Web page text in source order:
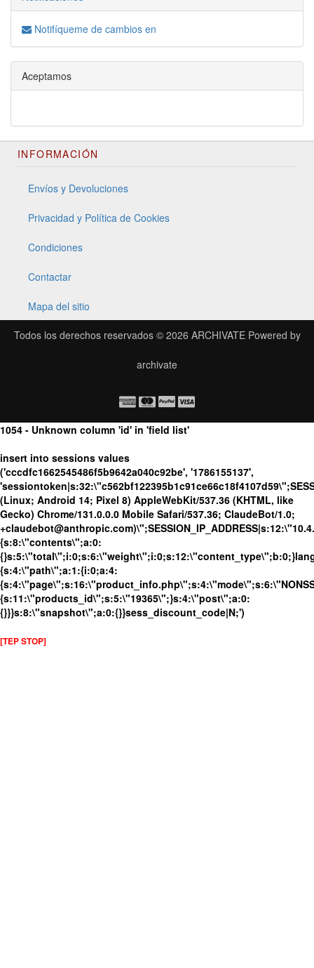
Notifíqueme de cambios en
Aceptamos
INFORMACIÓN
Envíos y Devoluciones
Privacidad y Política de Cookies
Condiciones
Contactar
Mapa del sitio
Todos los derechos reservados © 2026 ARCHIVATEPowered by
archivate
1054 - Unknown column 'id' in 'field list'
insert into sessions values
('cccdfc1662545486f5b9642a040c92be', '1786155137',
(Linux; Android 14; Pixel 8) AppleWebKit/537.36 (KHTML, like
Gecko) Chrome/131.0.0.0 Mobile Safari/537.36; ClaudeBot/1.0;
{s:8:\"contents\";a:0:
{s:4:\"path\";a:1:{i:0;a:4:
{s:11:\"products_id\";s:5:\"19365\";}s:4:\"post\";a:0:
{}}}s:8:\"snapshot\";a:0:{}}sess_discount_code|N;')
[TEP STOP]